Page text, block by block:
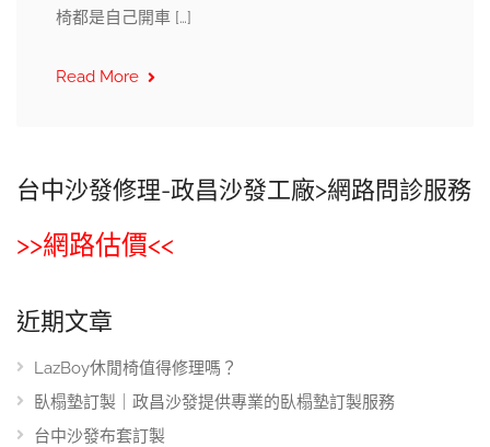
椅都是自己開車 […]
Read More
台中沙發修理-政昌沙發工廠>網路問診服務
>>網路估價<<
近期文章
LazBoy休閒椅值得修理嗎？
臥榻墊訂製｜政昌沙發提供專業的臥榻墊訂製服務
台中沙發布套訂製